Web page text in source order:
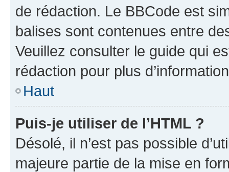
de rédaction. Le BBCode est
balises sont contenues entre
Veuillez consulter le guide qui
rédaction pour plus
Haut
Puis-je utiliser de l’HTML ?
Désolé, il n’est pas possible
majeure partie de la mise en